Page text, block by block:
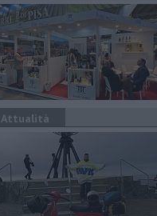
Attualità